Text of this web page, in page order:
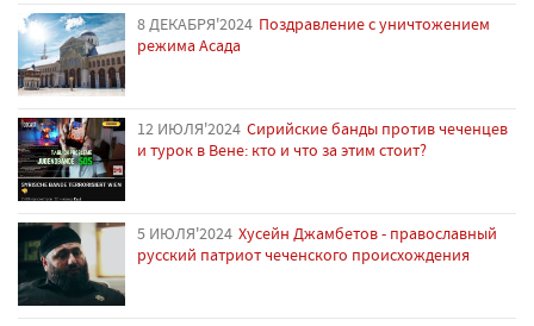
8 ДЕКАБРЯ'2024 Поздравление с уничтожением
режима Асада
12 ИЮЛЯ'2024 Сирийские банды против чеченцев
и турок в Вене: кто и что за этим стоит?
5 ИЮЛЯ'2024 Хусейн Джамбетов - православный
русский патриот чеченского происхождения